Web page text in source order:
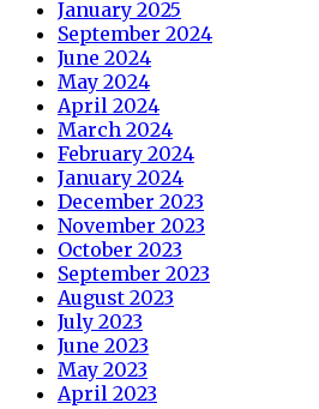
January 2025
September 2024
June 2024
May 2024
April 2024
March 2024
February 2024
January 2024
December 2023
November 2023
October 2023
September 2023
August 2023
July 2023
June 2023
May 2023
April 2023